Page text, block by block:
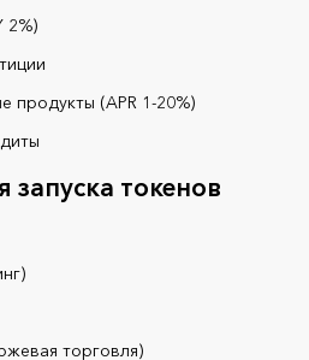
2%)
продукты (APR 1-20%)
токенов
торговля)